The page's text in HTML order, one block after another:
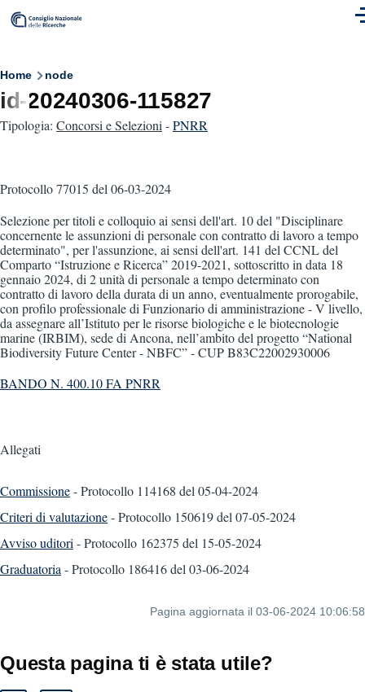
Skip to main content
Breadcrumb
Home node
id-20240306-115827
Tipologia: Concorsi e Selezioni -PNRR
Protocollo 77015 del 06-03-2024
Selezione per titoli e colloquio ai sensi dell'art. 10 del "Disciplinare
concernente le assunzioni di personale con contratto di lavoro a tempo
determinato", per l'assunzione, ai sensi dell'art. 141 del CCNL del
Comparto “Istruzione e Ricerca” 2019-2021, sottoscritto in data 18
gennaio 2024, di 2 unità di personale a tempo determinato con
contratto di lavoro della durata di un anno, eventualmente prorogabile,
con profilo professionale di Funzionario di amministrazione - V livello,
da assegnare all’Istituto per le risorse biologiche e le biotecnologie
marine (IRBIM), sede di Ancona, nell’ambito del progetto “National
Biodiversity Future Center - NBFC” - CUP B83C22002930006
BANDO N. 400.10 FA PNRR
Allegati
Commissione- Protocollo 114168 del 05-04-2024
Criteri di valutazione- Protocollo 150619del 07-05-2024
Avviso uditori - Protocollo 162375 del 15-05-2024
Graduatoria - Protocollo 186416del 03-06-2024
Pagina aggiornata il 03-06-2024 10:06:58
Questa pagina ti è stata utile?